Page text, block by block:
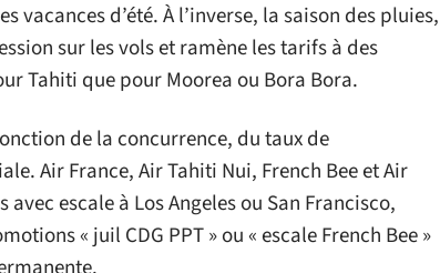
d’été. À l’inverse, la saison des pluies,
sur les vols et ramène les tarifs à des
Tahiti que pour Moorea ou Bora Bora.
de la concurrence, du taux de
Air France, Air Tahiti Nui, French Bee et Air
escale à Los Angeles ou San Francisco,
« juil CDG PPT » ou « escale French Bee »